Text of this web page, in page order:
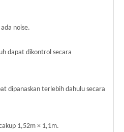
noise.
dapat dikontrol secara
dipanaskan terlebih dahulu secara
1,52m × 1,1m.